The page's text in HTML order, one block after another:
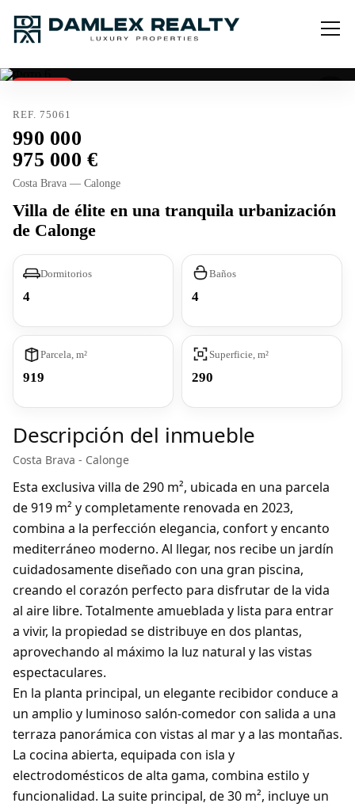
REF. 75061
990 000
975 000
Costa Brava — Calonge
Villa de élite en una tranquila urbanización
de Calonge
Dormitorios
4
Baños
4
Parcela, m²
919
Superficie, m²
290
Licencia turística
Descripción del inmueble
Costa Brava - Calonge
Esta exclusiva villa de 290 m², ubicada en una parcela
de 919 m² y completamente renovada en 2023,
combina a la perfección elegancia, confort y encanto
mediterráneo moderno. Al llegar, nos recibe un jardín
cuidadosamente diseñado con una gran piscina,
creando el corazón perfecto para disfrutar de la vida
al aire libre. Totalmente amueblada y lista para entrar
a vivir, la propiedad se distribuye en dos plantas,
aprovechando al máximo la luz natural y las vistas
espectaculares.
En la planta principal, un elegante recibidor conduce a
un amplio y luminoso salón-comedor con salida a una
terraza panorámica con vistas al mar y a las montañas.
La cocina abierta, equipada con isla y
electrodomésticos de alta gama, combina estilo y
funcionalidad. La suite principal, de 30 m², incluye un